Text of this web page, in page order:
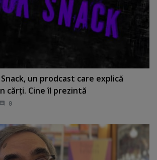
un prodcast care explică
cărţi. Cine îl prezintă
0